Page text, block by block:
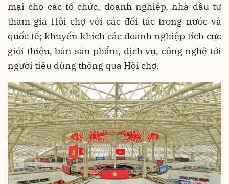
mại cho các tổ chức, doanh nghiệp, nhà đầu tư
tham gia Hội chợ với các đối tác trong nước và
quốc tế; khuyến khích các doanh nghiệp tích cực
giới thiệu, bán sản phẩm, dịch vụ, công nghệ tới
người tiêu dùng thông qua Hội chợ.